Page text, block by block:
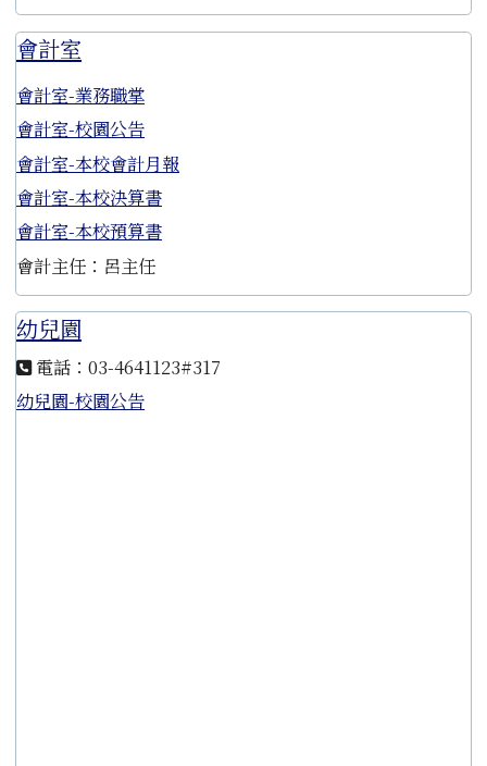
會計室
會計室-業務職掌
會計室-校園公告
會計室-本校會計月報
會計室-本校決算書
會計室-本校預算書
會計主任：呂主任
幼兒園
電話：03-4641123#317
幼兒園-校園公告